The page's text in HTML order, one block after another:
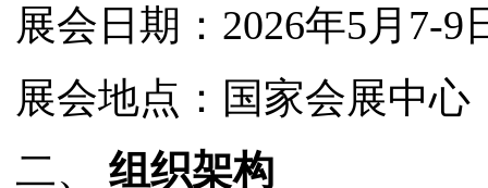
展会日期：2026年5月7-9
展会地点：国家会展中心
二、 组织架构